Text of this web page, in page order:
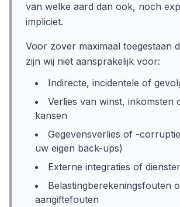
van welke aard dan ook, noch
impliciet.
Voor zover maximaal toegestaan
zijn wij niet aansprakelijk voor:
Indirecte, incidentele of
Verlies van winst, inkomsten
kansen
Gegevensverlies of -
uw eigen back-ups)
Externe integraties of
Belastingberekeningsfouten
aangiftefouten